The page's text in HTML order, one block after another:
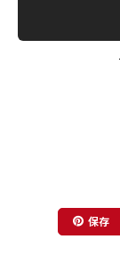
保存